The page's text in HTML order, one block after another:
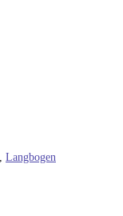
Langbogen